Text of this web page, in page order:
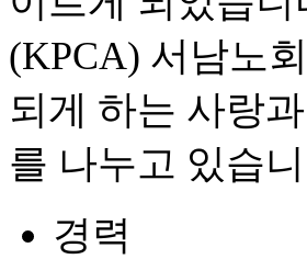
(KPCA) 서남노
되게 하는 사랑
를 나누고 있습
경력